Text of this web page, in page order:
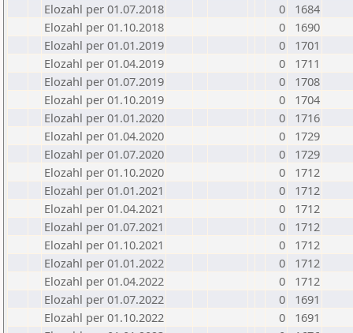
Elozahl per 01.07.2018
0
1684
Elozahl per 01.10.2018
0
1690
Elozahl per 01.01.2019
0
1701
Elozahl per 01.04.2019
0
1711
Elozahl per 01.07.2019
0
1708
Elozahl per 01.10.2019
0
1704
Elozahl per 01.01.2020
0
1716
Elozahl per 01.04.2020
0
1729
Elozahl per 01.07.2020
0
1729
Elozahl per 01.10.2020
0
1712
Elozahl per 01.01.2021
0
1712
Elozahl per 01.04.2021
0
1712
Elozahl per 01.07.2021
0
1712
Elozahl per 01.10.2021
0
1712
Elozahl per 01.01.2022
0
1712
Elozahl per 01.04.2022
0
1712
Elozahl per 01.07.2022
0
1691
Elozahl per 01.10.2022
0
1691